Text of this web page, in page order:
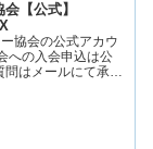
【公式】
協会の公式アカウ
への入会申込は公
はメールにて承っ